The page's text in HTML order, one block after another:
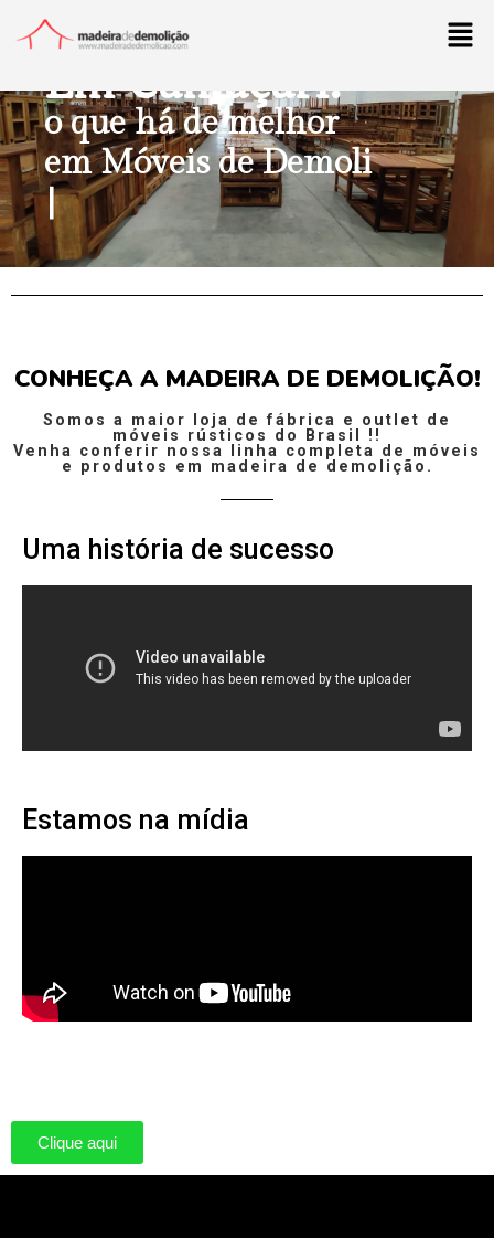
LOJA DE FÁBRICA & OUTLET DE MÓVEIS
Em Camaçari:
o que há de melhor
emMóveis de
Demoliçã
CONHEÇA A MADEIRA DE DEMOLIÇÃO!
Somos a maior loja de fábrica e outlet de
móveis rústicos do Brasil !!
Venha conferir nossa linha completa de móveis
e produtos em madeira de demolição.
Uma história de sucesso
Estamos na mídia
Clique aqui